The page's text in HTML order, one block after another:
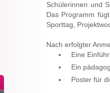
Schülerinnen und
Das Programm
Sporttag,
Nach erfolgter
Eine
Ein
Poster für